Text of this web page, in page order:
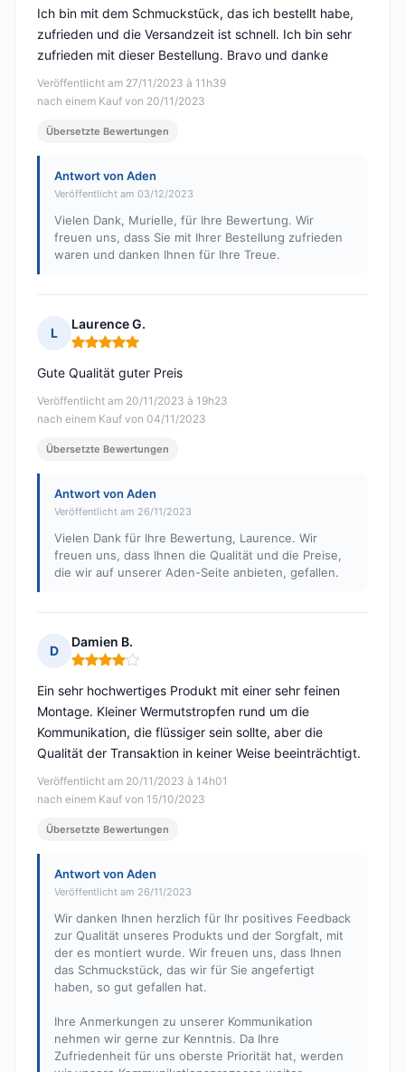
Veröffentlicht am 27/11/2023 à 11h39
nach einem Kauf von 20/11/2023
Ich bin mit dem Schmuckstück, das ich bestellt habe,
zufrieden und die Versandzeit ist schnell. Ich bin sehr
zufrieden mit dieser Bestellung. Bravo und danke
Übersetzte Bewertungen
Antwort von Aden
Veröffentlicht am 03/12/2023
Vielen Dank, Murielle, für Ihre Bewertung. Wir
freuen uns, dass Sie mit Ihrer Bestellung zufrieden
waren und danken Ihnen für Ihre Treue.
L
Laurence G.
Hinweis: 5 von 5
Veröffentlicht am 20/11/2023 à 19h23
nach einem Kauf von 04/11/2023
Gute Qualität guter Preis
Übersetzte Bewertungen
Antwort von Aden
Veröffentlicht am 26/11/2023
Vielen Dank für Ihre Bewertung, Laurence. Wir
freuen uns, dass Ihnen die Qualität und die Preise,
die wir auf unserer Aden-Seite anbieten, gefallen.
D
Damien B.
Hinweis: 4 von 5
Veröffentlicht am 20/11/2023 à 14h01
nach einem Kauf von 15/10/2023
Ein sehr hochwertiges Produkt mit einer sehr feinen
Montage. Kleiner Wermutstropfen rund um die
Kommunikation, die flüssiger sein sollte, aber die
Qualität der Transaktion in keiner Weise beeinträchtigt.
Übersetzte Bewertungen
Antwort von Aden
Veröffentlicht am 26/11/2023
Wir danken Ihnen herzlich für Ihr positives Feedback
zur Qualität unseres Produkts und der Sorgfalt, mit
der es montiert wurde. Wir freuen uns, dass Ihnen
das Schmuckstück, das wir für Sie angefertigt
haben, so gut gefallen hat.
Ihre Anmerkungen zu unserer Kommunikation
nehmen wir gerne zur Kenntnis. Da Ihre
Zufriedenheit für uns oberste Priorität hat, werden